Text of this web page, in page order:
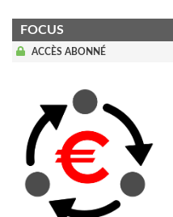
FOCUS
ACCÈS ABONNÉ